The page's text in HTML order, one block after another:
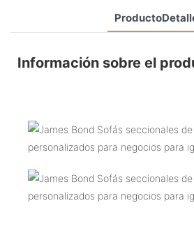
Información sobre el